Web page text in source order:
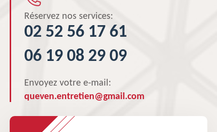
Réservez nos services:
02 52 56 17 61
06 19 08 29 09
Envoyez votre e-mail:
queven.entretien@gmail.com